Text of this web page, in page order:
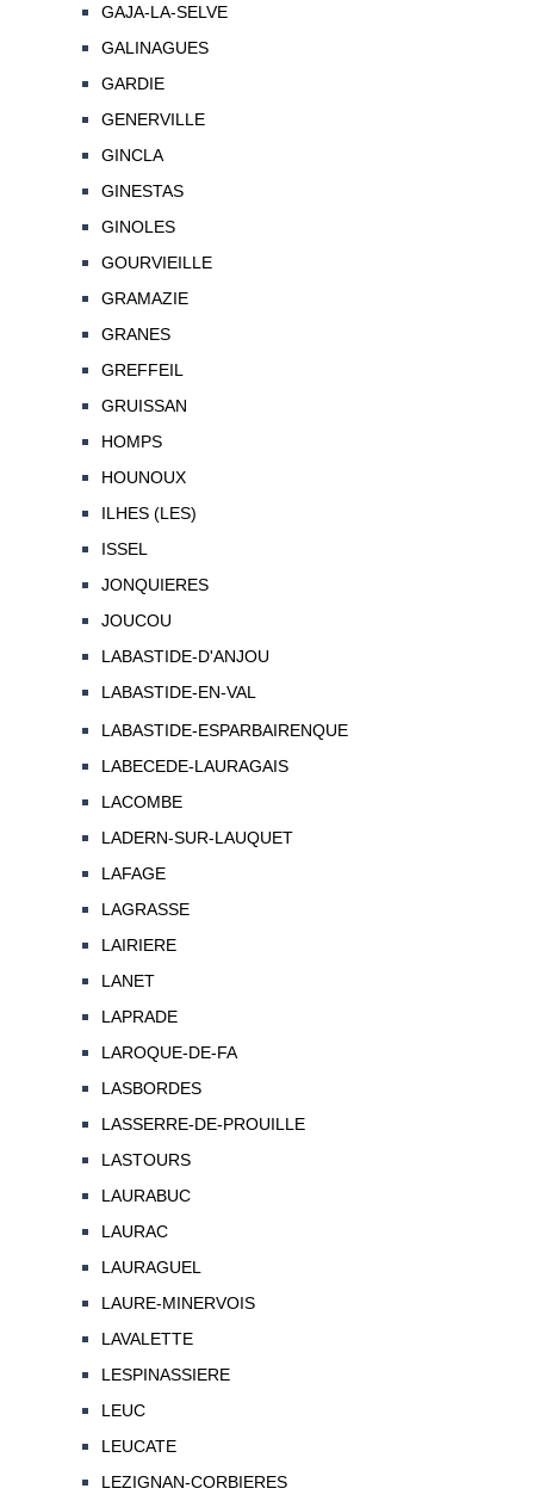
GAJA-LA-SELVE
GALINAGUES
GARDIE
GENERVILLE
GINCLA
GINESTAS
GINOLES
GOURVIEILLE
GRAMAZIE
GRANES
GREFFEIL
GRUISSAN
HOMPS
HOUNOUX
ILHES (LES)
ISSEL
JONQUIERES
JOUCOU
LABASTIDE-D'ANJOU
LABASTIDE-EN-VAL
LABASTIDE-ESPARBAIRENQUE
LABECEDE-LAURAGAIS
LACOMBE
LADERN-SUR-LAUQUET
LAFAGE
LAGRASSE
LAIRIERE
LANET
LAPRADE
LAROQUE-DE-FA
LASBORDES
LASSERRE-DE-PROUILLE
LASTOURS
LAURABUC
LAURAC
LAURAGUEL
LAURE-MINERVOIS
LAVALETTE
LESPINASSIERE
LEUC
LEUCATE
LEZIGNAN-CORBIERES